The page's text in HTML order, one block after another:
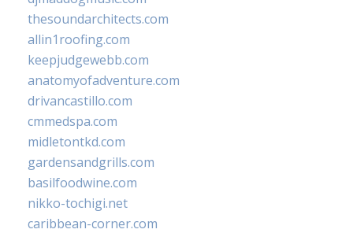
thesoundarchitects.com
allin1roofing.com
keepjudgewebb.com
anatomyofadventure.com
drivancastillo.com
cmmedspa.com
midletontkd.com
gardensandgrills.com
basilfoodwine.com
nikko-tochigi.net
caribbean-corner.com